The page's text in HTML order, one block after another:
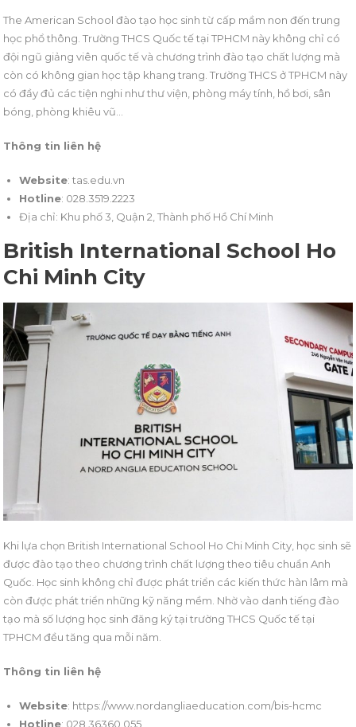
The American School đào tạo học sinh từ cấp mầm non đến trung
học phổ thông. Trường THCS Quốc tế tại TPHCM này không chỉ có
đội ngũ giảng viên quốc tế và chương trình đào tạo chất lượng mà
còn có không gian học tập khang trang. Trường THCS ở TPHCM này
có đầy đủ các tiện nghi như thư viện, phòng máy tính, hồ bơi, sân
bóng, phòng khiêu vũ…
Thông tin liên hệ
Website: tas.edu.vn
Hotline: 028.3519.2223
Địa chỉ: Khu phố 3, Quận 2, Thành phố Hồ Chí Minh
British International School Ho
Chi Minh City
Khi lựa chọn British International School Ho Chi Minh City, học sinh sẽ
được đào tạo theo chương trình chất lượng theo tiêu chuẩn Anh
Quốc. Học sinh không chỉ được phát triển các kiến thức hàn lâm mà
còn được phát triển những kỹ năng mềm. Nhờ vào danh tiếng đào
tạo mà số lượng học sinh đăng ký tại trường THCS Quốc tế tại
TPHCM đều tăng qua mỗi năm.
Thông tin liên hệ
Website: https://www.nordangliaeducation.com/bis-hcmc
Hotline: 028.36360.055